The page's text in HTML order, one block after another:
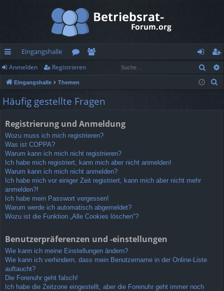
ch
ne
llz
rif
f
Eingangshalle
or
en
de
n
m
eg
ist
Anmelden Registrieren
Eingangshalle Themen
Häufig gestellte Fragen
Registrierung und Anmeldung
Wozu muss ich mich registrieren?
Was ist COPPA?
Warum kann ich mich nicht registrieren?
Ich habe mich registriert, kann mich aber nicht anmelden!
Warum kann ich mich nicht anmelden?
Ich habe mich vor einiger Zeit registriert, kann mich aber nicht mehr
anmelden?!
Ich habe mein Passwort vergessen!
Warum werde ich automatisch abgemeldet?
Wozu ist die Funktion „Alle Cookies löschen“?
Benutzerpräferenzen und -einstellungen
Wie kann ich meine Einstellungen ändern?
Wie kann ich verhindern, dass mein Benutzername in der Online-Liste
auftaucht?
Die Forenuhr geht falsch!
Ich habe die Zeitzone eingestellt, aber die Forenuhr geht immer noch